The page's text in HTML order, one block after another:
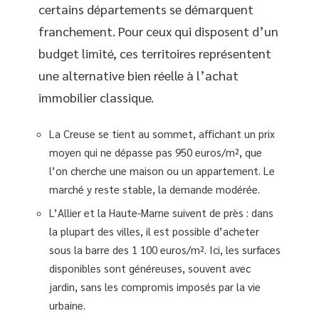
certains départements se démarquent
franchement. Pour ceux qui disposent d’un
budget limité, ces territoires représentent
une alternative bien réelle à l’achat
immobilier classique.
La Creuse se tient au sommet, affichant un prix
moyen qui ne dépasse pas 950 euros/m², que
l’on cherche une maison ou un appartement. Le
marché y reste stable, la demande modérée.
L’Allier et la Haute-Marne suivent de près : dans
la plupart des villes, il est possible d’acheter
sous la barre des 1 100 euros/m². Ici, les surfaces
disponibles sont généreuses, souvent avec
jardin, sans les compromis imposés par la vie
urbaine.